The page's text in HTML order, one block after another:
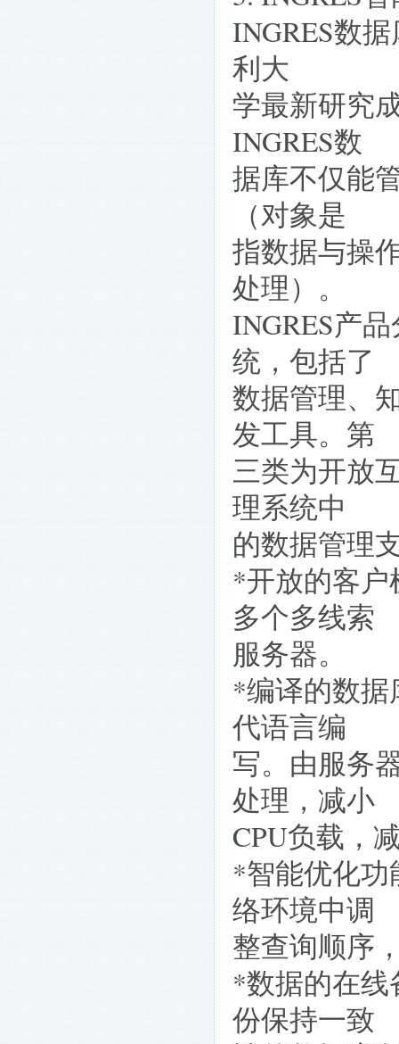
INGRES数
利大
学最新研究
INGRES数
据库不仅能
（对象是
指数据与操
处理）。
INGRES产
统，包括了
数据管理、
发工具。第
三类为开放
理系统中
的数据管理
*开放的客户
多个多线索
服务器。
*编译的数据
代语言编
写。由服务
处理，减小
CPU负载，
*智能优化功
络环境中调
整查询顺序
*数据的在线
份保持一致